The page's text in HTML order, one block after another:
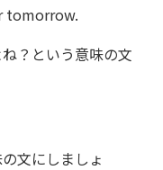
tomorrow.
？という意味の文
文にしましょ